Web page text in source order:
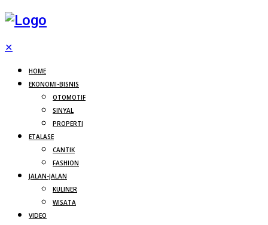
✕
HOME
EKONOMI-BISNIS
OTOMOTIF
SINYAL
PROPERTI
ETALASE
CANTIK
FASHION
JALAN-JALAN
KULINER
WISATA
VIDEO